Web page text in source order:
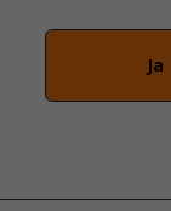
Ja